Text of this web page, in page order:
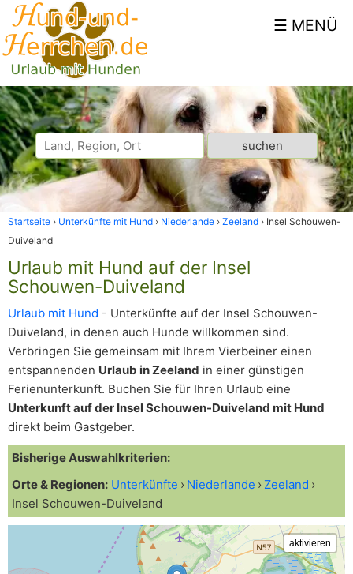
Startseite Unterkünfte mit Hund Niederlande Zeeland
Insel Schouwen-
Duiveland
Urlaub mit Hund auf der Insel
Schouwen-Duiveland
Urlaub mit Hund - Unterkünfte auf der Insel Schouwen-
Duiveland, in denen auch Hunde willkommen sind.
Verbringen Sie gemeinsam mit Ihrem Vierbeiner einen
entspannenden Urlaub in Zeeland in einer günstigen
Ferienunterkunft. Buchen Sie für Ihren Urlaub eine
Unterkunft auf der Insel Schouwen-Duiveland mit Hund
direkt beim Gastgeber.
Bisherige Auswahlkriterien:
Orte & Regionen: Unterkünfte Niederlande
Zeeland
Insel Schouwen-Duiveland